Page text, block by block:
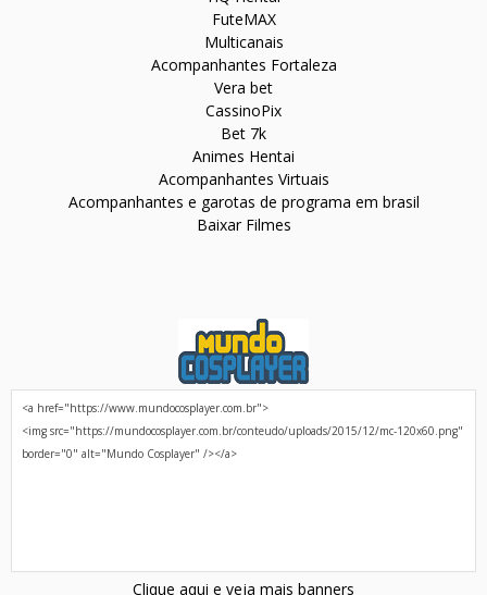
FuteMAX
Multicanais
Acompanhantes Fortaleza
Vera bet
CassinoPix
Bet 7k
Animes Hentai
Acompanhantes Virtuais
Acompanhantes e garotas de programa em brasil
Baixar Filmes
Clique aqui e veja mais banners